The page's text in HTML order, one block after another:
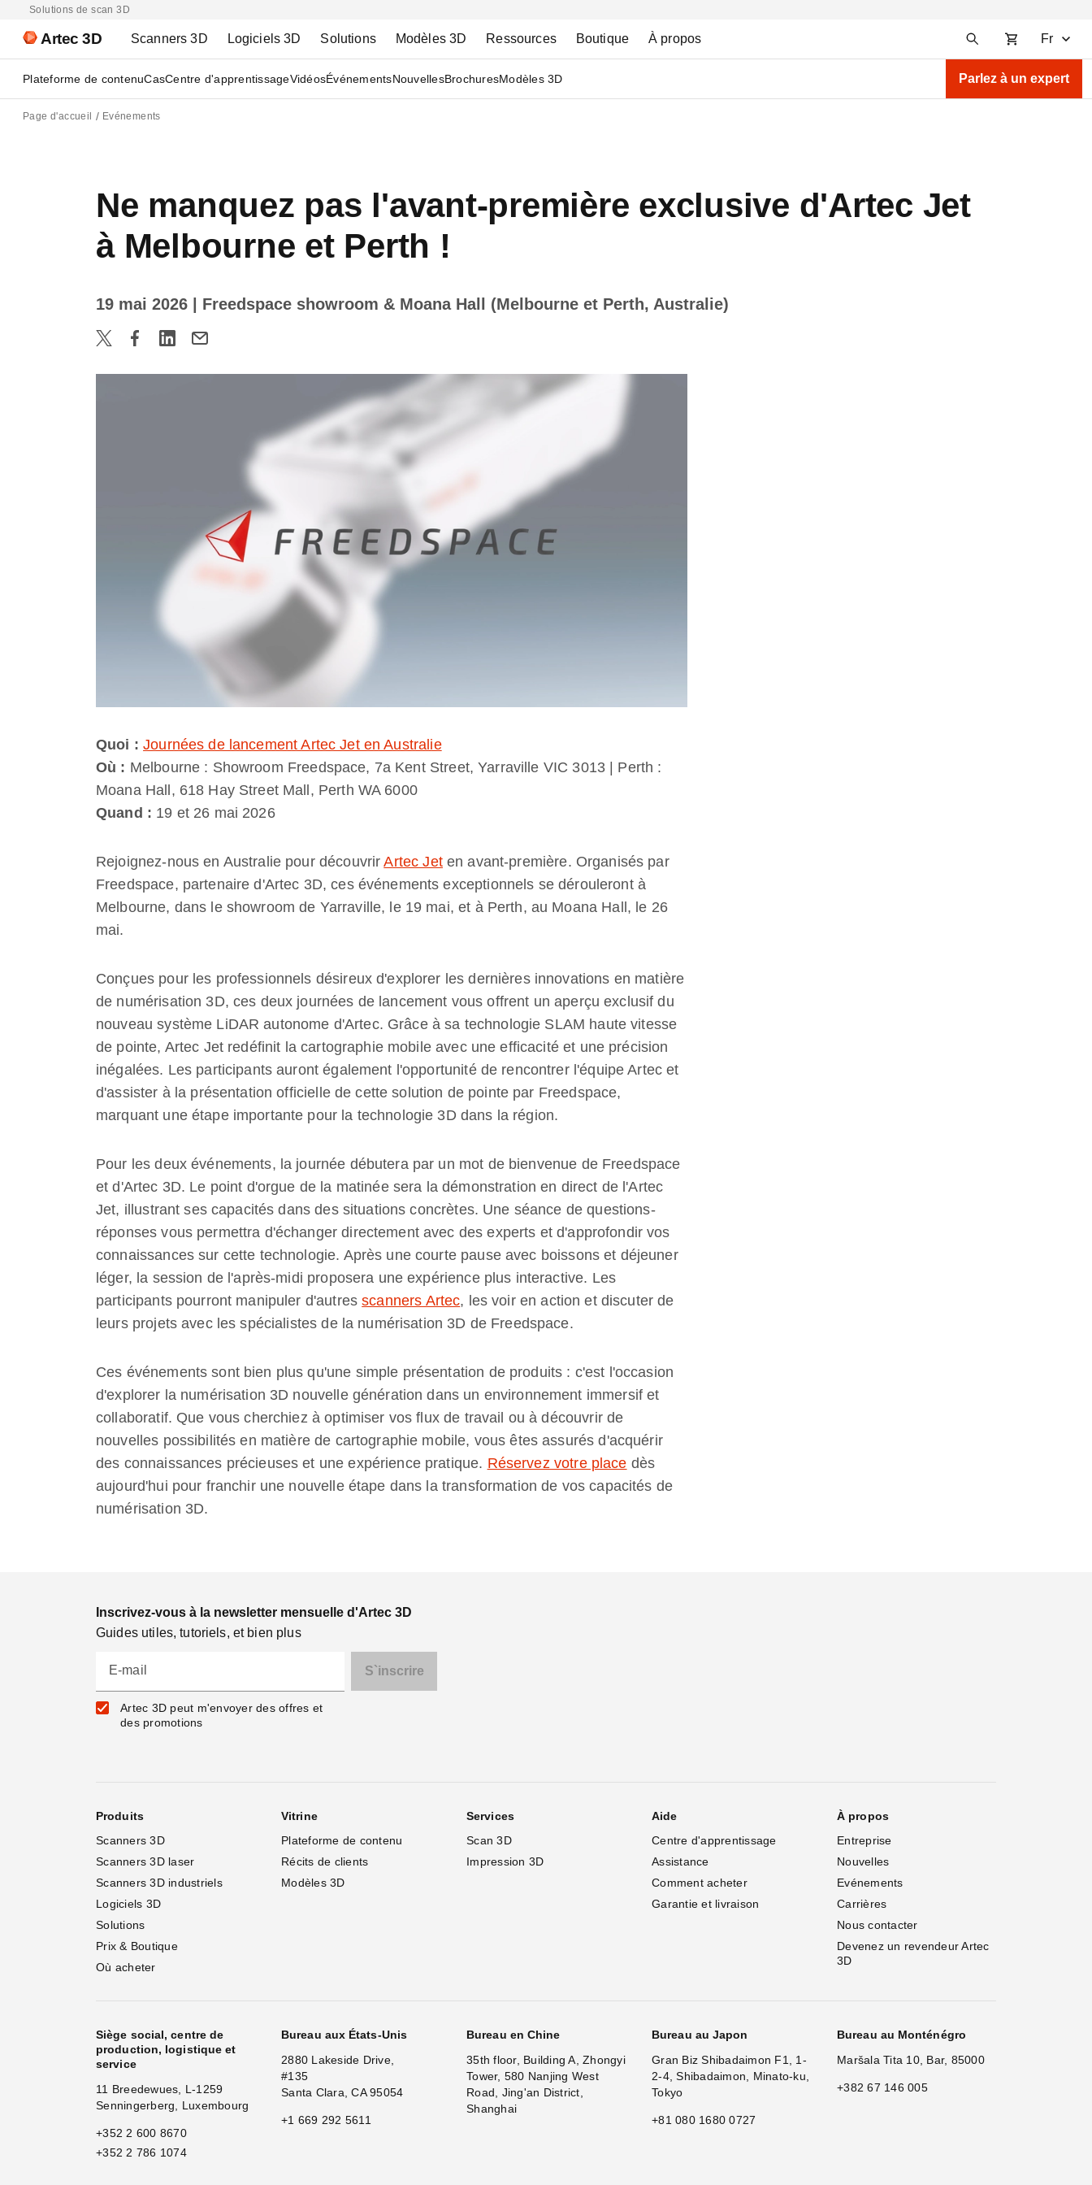
Solutions de scan 3D
Artec 3D Scanners 3D Logiciels 3D Solutions Modèles 3D Ressources Boutique À propos Fr
Plateforme de contenuCasCentre d'apprentissageVidéosÉvénementsNouvellesBrochuresModèles 3D Parlez à un expert
Page d'accueil Evénements
Ne manquez pas l'avant-première exclusive d'Artec Jet
à Melbourne et Perth !
19 mai 2026 | Freedspace showroom & Moana Hall (Melbourne et Perth, Australie)
Quoi : Journées de lancement Artec Jet en Australie
Où : Melbourne : Showroom Freedspace, 7a Kent Street, Yarraville VIC 3013 | Perth :
Moana Hall, 618 Hay Street Mall, Perth WA 6000
Quand : 19 et 26 mai 2026
Rejoignez-nous en Australie pour découvrirArtec Jeten avant-première. Organisés par
Freedspace, partenaire d'Artec 3D, ces événements exceptionnels se dérouleront à
Melbourne, dans le showroom de Yarraville, le 19 mai, et à Perth, au Moana Hall, le 26
mai.
Conçues pour les professionnels désireux d'explorer les dernières innovations en matière
de numérisation 3D, ces deux journées de lancement vous offrent un aperçu exclusif du
nouveau système LiDAR autonome d'Artec. Grâce à sa technologie SLAM haute vitesse
de pointe, Artec Jet redéfinit la cartographie mobile avec une efficacité et une précision
inégalées. Les participants auront également l'opportunité de rencontrer l'équipe Artec et
d'assister à la présentation officielle de cette solution de pointe par Freedspace,
marquant une étape importante pour la technologie 3D dans la région.
Pour les deux événements, la journée débutera par un mot de bienvenue de Freedspace
et d'Artec 3D. Le point d'orgue de la matinée sera la démonstration en direct de l'Artec
Jet, illustrant ses capacités dans des situations concrètes. Une séance de questions-
réponses vous permettra d'échanger directement avec des experts et d'approfondir vos
connaissances sur cette technologie. Après une courte pause avec boissons et déjeuner
léger, la session de l'après-midi proposera une expérience plus interactive. Les
participants pourront manipuler d'autresscanners Artec, les voir en action et discuter de
leurs projets avec les spécialistes de la numérisation 3D de Freedspace.
Ces événements sont bien plus qu'une simple présentation de produits : c'est l'occasion
d'explorer la numérisation 3D nouvelle génération dans un environnement immersif et
collaboratif. Que vous cherchiez à optimiser vos flux de travail ou à découvrir de
nouvelles possibilités en matière de cartographie mobile, vous êtes assurés d'acquérir
des connaissances précieuses et une expérience pratique. Réservez votre place dès
aujourd'hui pour franchir une nouvelle étape dans la transformation de vos capacités de
numérisation 3D.
Inscrivez-vous à la newsletter mensuelle d'Artec 3D
Guides utiles, tutoriels, et bien plus
E-mail
Artec 3D peut m'envoyer des offres et
des promotions
Produits
Scanners 3D
Scanners 3D laser
Scanners 3D industriels
Logiciels 3D
Solutions
Prix & Boutique
Où acheter
Vitrine
Plateforme de contenu
Récits de clients
Modèles 3D
Services
Scan 3D
Impression 3D
Aide
Centre d'apprentissage
Assistance
Comment acheter
Garantie et livraison
À propos
Entreprise
Nouvelles
Evénements
Carrières
Nous contacter
Devenez un revendeur Artec
3D
Siège social, centre de
production, logistique et
service
11 Breedewues, L-1259
Senningerberg, Luxembourg
+352 2 600 8670
+352 2 786 1074
Bureau aux États-Unis
2880 Lakeside Drive,
#135
Santa Clara, CA 95054
+1 669 292 5611
Bureau en Chine
35th floor, Building A, Zhongyi
Tower, 580 Nanjing West
Road, Jing'an District,
Shanghai
Bureau au Japon
Gran Biz Shibadaimon F1, 1-
2-4, Shibadaimon, Minato-ku,
Tokyo
+81 080 1680 0727
Bureau au Monténégro
Maršala Tita 10, Bar, 85000
+382 67 146 005